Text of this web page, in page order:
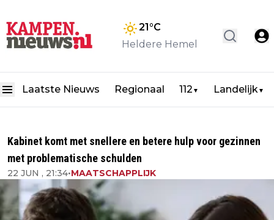
21°C
Heldere Hemel
Laatste Nieuws Regionaal 112 ▼ Landelijk▼
Kabinet komt met snellere en betere hulp voor gezinnen
met problematische schulden
22 JUN , 21:34•MAATSCHAPPLIJK